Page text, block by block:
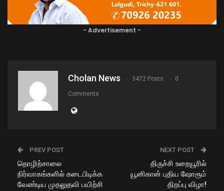
- Advertisement -
Cholan News 3472 Posts 0
Comments
PREV POST
தொழிற்சாலை
நிர்வாகங்களில் கடைபிடிக்க
வேண்டிய முதலுதவி பயிற்சி
NEXT POST
திருச்சி உறையூரில்
யூனிகான் புதிய ஷோரூம்
திறப்பு விழா!